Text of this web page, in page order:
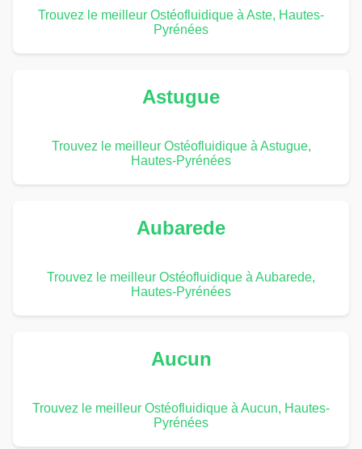
Trouvez le meilleur Ostéofluidique à Aste, Hautes-
Pyrénées
Astugue
Trouvez le meilleur Ostéofluidique à Astugue,
Hautes-Pyrénées
Aubarede
Trouvez le meilleur Ostéofluidique à Aubarede,
Hautes-Pyrénées
Aucun
Trouvez le meilleur Ostéofluidique à Aucun, Hautes-
Pyrénées